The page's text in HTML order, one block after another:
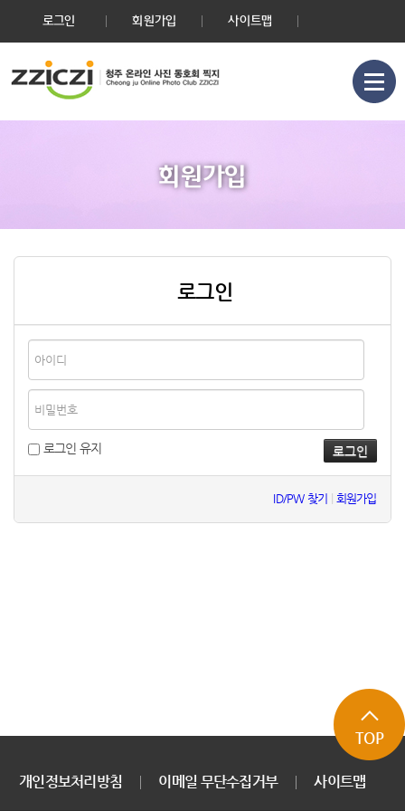
로그인 회원가입 사이트맵
회원가입
로그인
로그인 유지
ID/PW 찾기 회원가입
TOP
개인정보처리방침 이메일 무단수집거부 사이트맵